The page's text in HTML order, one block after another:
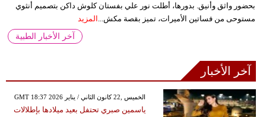
بحضور واثق وأنيق. بدورها، أطلت نور علي بفستان كلوش داكن بتصميم أنثوي
مستوحى من فساتين الأميرات، تميز بقصة مكش...
المزيد
آخر الأخبار الطبية
آخر الأخبار
GMT 18:37 2026 الخميس ,22 كانون الثاني / يناير
ياسمين صبري تحتفل بعيد ميلادها بإطلالات